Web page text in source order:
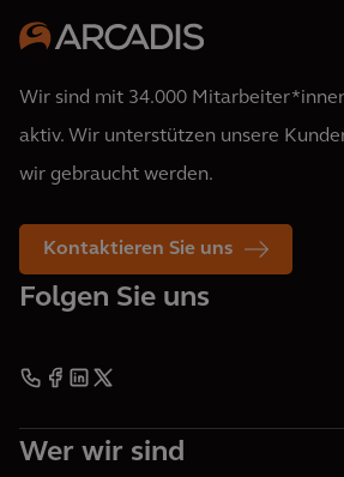
Wir sind mit 34.000
aktiv. Wir unterstützen unsere
wir gebraucht werden.
Kontaktieren Sie uns
Folgen Sie uns
Wer wir sind